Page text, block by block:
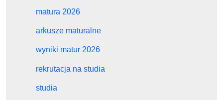
matura 2026
arkusze maturalne
wyniki matur 2026
rekrutacja na studia
studia